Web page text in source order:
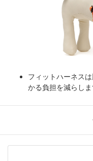
フィットハーネス
かる負担を減らしま